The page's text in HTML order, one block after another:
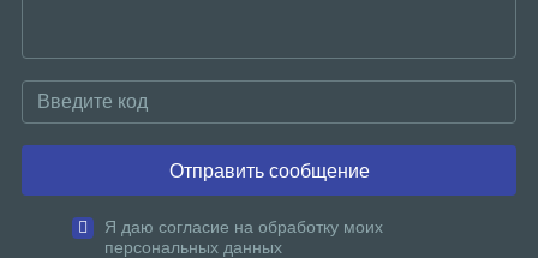
Отправить сообщение
Я даю согласие на обработку моих
персональных данных